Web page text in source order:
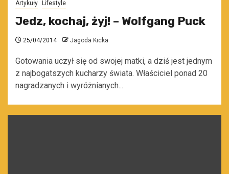
Artykuły Lifestyle
Jedz, kochaj, żyj! – Wolfgang Puck
25/04/2014 Jagoda Kicka
Gotowania uczył się od swojej matki, a dziś jest jednym
z najbogatszych kucharzy świata. Właściciel ponad 20
nagradzanych i wyróżnianych...